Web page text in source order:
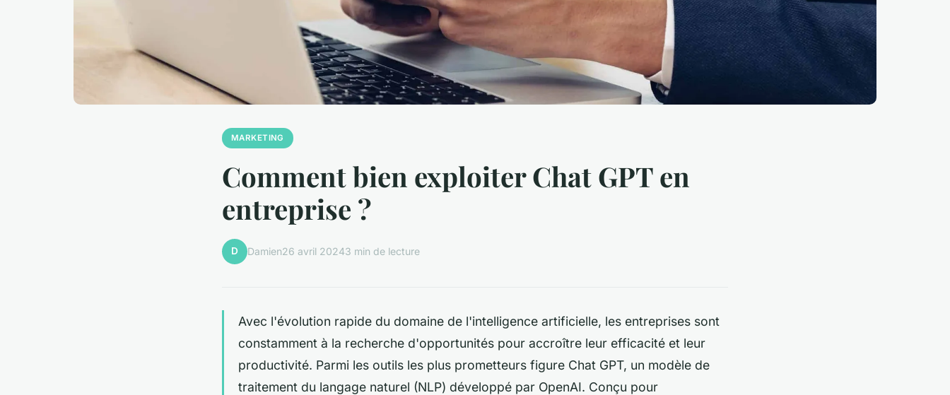
MARKETING
Comment bien exploiter Chat GPT en
entreprise ?
D Damien26 avril 20243 min de lecture
Avec l'évolution rapide du domaine de l'intelligence artificielle, les entreprises sont
constamment à la recherche d'opportunités pour accroître leur efficacité et leur
productivité. Parmi les outils les plus prometteurs figure Chat GPT, un modèle de
traitement du langage naturel (NLP) développé par OpenAI. Conçu pour